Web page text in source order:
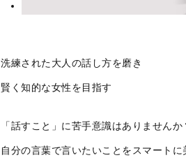
洗練された大人の話し方を磨き
賢く知的な女性を目指す
「話すこと」に苦手意識はありませんか
自分の言葉で言いたいことをスマート